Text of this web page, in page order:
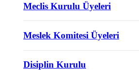
Meclis Kurulu Üyeleri
Meslek Komitesi Üyeleri
Disiplin Kurulu